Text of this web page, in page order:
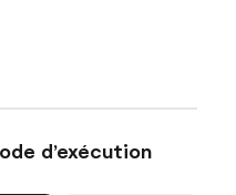
d’exécution